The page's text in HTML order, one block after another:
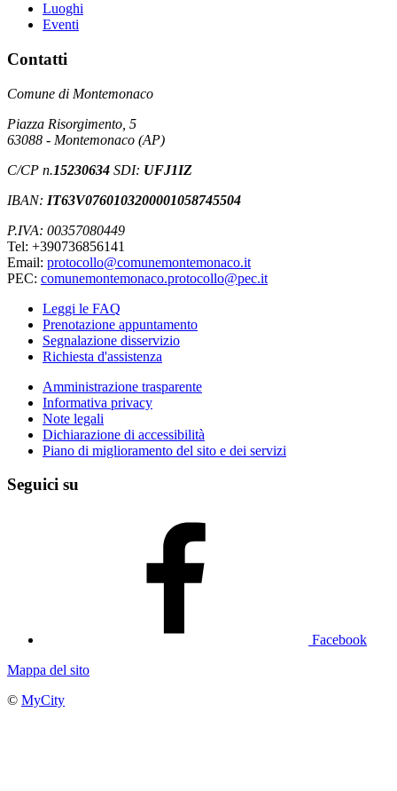
Luoghi
Eventi
Contatti
Comune di Montemonaco
Piazza Risorgimento, 5
63088 - Montemonaco (AP)
C/CP n.15230634 SDI: UFJ1IZ
IBAN: IT63V0760103200001058745504
P.IVA: 00357080449
Tel: +390736856141
Email: protocollo@comunemontemonaco.it
PEC: comunemontemonaco.protocollo@pec.it
Leggi le FAQ
Prenotazione appuntamento
Segnalazione disservizio
Richiesta d'assistenza
Amministrazione trasparente
Informativa privacy
Note legali
Dichiarazione di accessibilità
Piano di miglioramento del sito e dei servizi
Seguici su
Facebook
Mappa del sito
© MyCity